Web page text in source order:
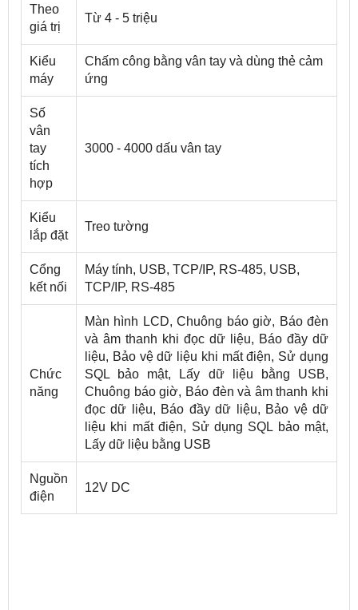
Theo
giá trị
Từ 4 - 5 triệu
Kiểu
máy
Chấm công bằng vân tay và dùng thẻ cảm
ứng
Số
vân
tay
tích
hợp
3000 - 4000 dấu vân tay
Kiểu
lắp đặt
Treo tường
Cổng
kết nối
Máy tính, USB, TCP/IP, RS-485, USB,
TCP/IP, RS-485
Chức
năng
Màn hình LCD, Chuông báo giờ, Báo đèn
và âm thanh khi đọc dữ liệu, Báo đầy dữ
liệu, Bảo vệ dữ liệu khi mất điện, Sử dụng
SQL bảo mật, Lấy dữ liệu bằng USB,
Chuông báo giờ, Báo đèn và âm thanh khi
đọc dữ liệu, Báo đầy dữ liệu, Bảo vệ dữ
liệu khi mất điện, Sử dụng SQL bảo mật,
Lấy dữ liệu bằng USB
Nguồn
điện
12V DC